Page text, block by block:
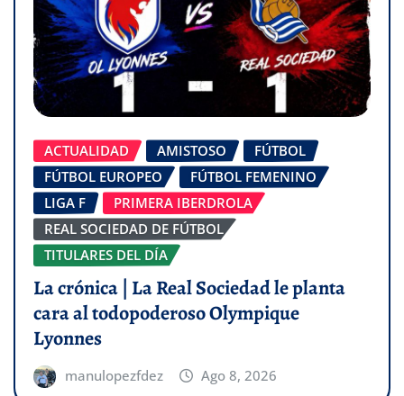
ACTUALIDAD AMISTOSO
FÚTBOL
FÚTBOL EUROPEO
FÚTBOL FEMENINO
LIGA F
PRIMERA IBERDROLA
REAL SOCIEDAD DE FÚTBOL
TITULARES DEL DÍA
La crónica | La Real Sociedad le planta
cara al todopoderoso Olympique
Lyonnes
manulopezfdez Ago 8, 2026